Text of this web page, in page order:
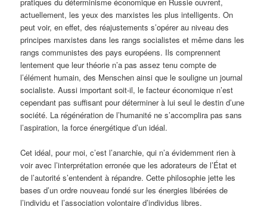
actuellement, les yeux des marxistes les plus intelligents. On
peut voir, en effet, des réajustements s’opérer au niveau des
principes marxistes dans les rangs socialistes et même dans les
rangs communistes des pays européens. Ils comprennent
lentement que leur théorie n’a pas assez tenu compte de
l’élément humain, des Menschen ainsi que le souligne un journal
socialiste. Aussi important soit-il, le facteur économique n’est
cependant pas suffisant pour déterminer à lui seul le destin d’une
société. La régénération de l’humanité ne s’accomplira pas sans
l’aspiration, la force énergétique d’un idéal.
Cet idéal, pour moi, c’est l’anarchie, qui n’a évidemment rien à
voir avec l’interprétation erronée que les adorateurs de l’État et
de l’autorité s’entendent à répandre. Cette philosophie jette les
bases d’un ordre nouveau fondé sur les énergies libérées de
l’individu et l’association volontaire d’individus libres.